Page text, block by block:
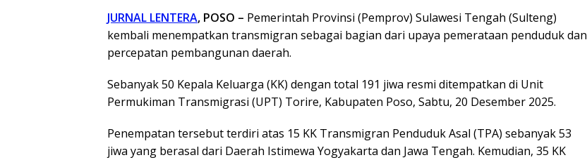
JURNAL LENTERA, POSO – Pemerintah Provinsi (Pemprov) Sulawesi Tengah (Sulteng)
kembali menempatkan transmigran sebagai bagian dari upaya pemerataan penduduk dan
percepatan pembangunan daerah.
Sebanyak 50 Kepala Keluarga (KK) dengan total 191 jiwa resmi ditempatkan di Unit
Permukiman Transmigrasi (UPT) Torire, Kabupaten Poso, Sabtu, 20 Desember 2025.
Penempatan tersebut terdiri atas 15 KK Transmigran Penduduk Asal (TPA) sebanyak 53
jiwa yang berasal dari Daerah Istimewa Yogyakarta dan Jawa Tengah. Kemudian, 35 KK